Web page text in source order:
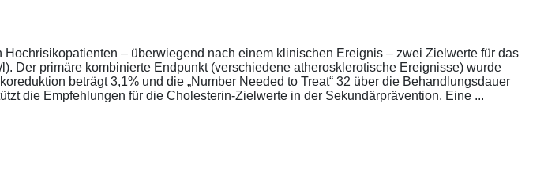
– überwiegend nach einem klinischen Ereignis – zwei Zielwerte für das
Der primäre kombinierte Endpunkt (verschiedene atherosklerotische Ereignisse) wurde
beträgt 3,1% und die „Number Needed to Treat“ 32 über die Behandlungsdauer
die Empfehlungen für die Cholesterin-Zielwerte in der Sekundärprävention. Eine ...